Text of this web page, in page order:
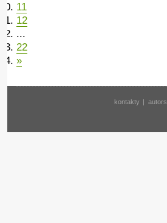
11
12
...
22
»
kontakty |